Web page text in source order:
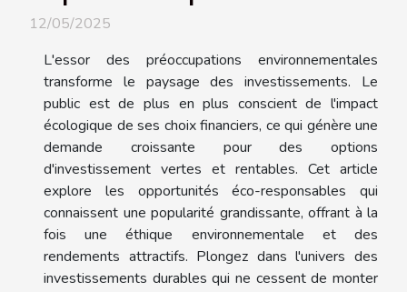
12/05/2025
L'essor des préoccupations environnementales
transforme le paysage des investissements. Le
public est de plus en plus conscient de l'impact
écologique de ses choix financiers, ce qui génère une
demande croissante pour des options
d'investissement vertes et rentables. Cet article
explore les opportunités éco-responsables qui
connaissent une popularité grandissante, offrant à la
fois une éthique environnementale et des
rendements attractifs. Plongez dans l'univers des
investissements durables qui ne cessent de monter